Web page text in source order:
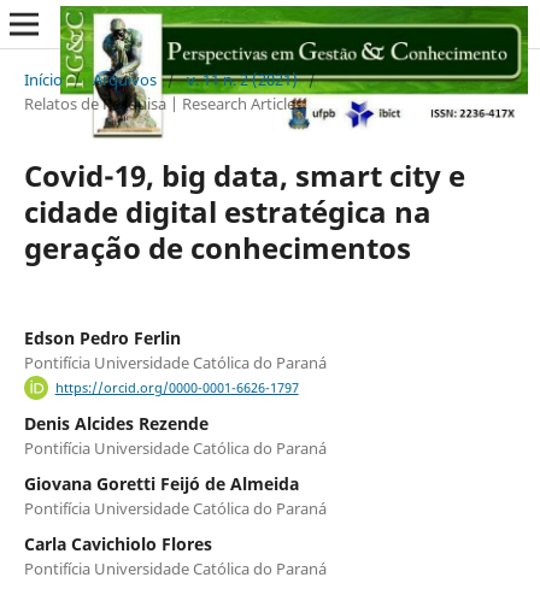
Início / Arquivos / v. 11 n. 2 (2021) /
Relatos de Pesquisa | Research Articles
Covid-19, big data, smart city e
cidade digital estratégica na
geração de conhecimentos
Edson Pedro Ferlin
Pontifícia Universidade Católica do Paraná
https://orcid.org/0000-0001-6626-1797
Denis Alcides Rezende
Pontifícia Universidade Católica do Paraná
Giovana Goretti Feijó de Almeida
Pontifícia Universidade Católica do Paraná
Carla Cavichiolo Flores
Pontifícia Universidade Católica do Paraná